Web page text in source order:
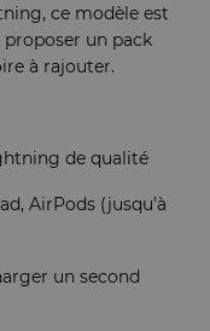
ce modèle est
un pack
à rajouter.
de qualité
AirPods (jusqu’à
un second